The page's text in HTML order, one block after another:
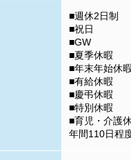
■週休2日制
■祝日
■GW
■夏季休暇
■年末年始休暇
■有給休暇
■慶弔休暇
■特別休暇
■育児・介護
年間110日程